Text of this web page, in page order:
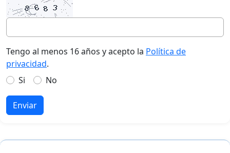
Tengo al menos 16 años y acepto la Política de
privacidad.
Si
No
Enviar